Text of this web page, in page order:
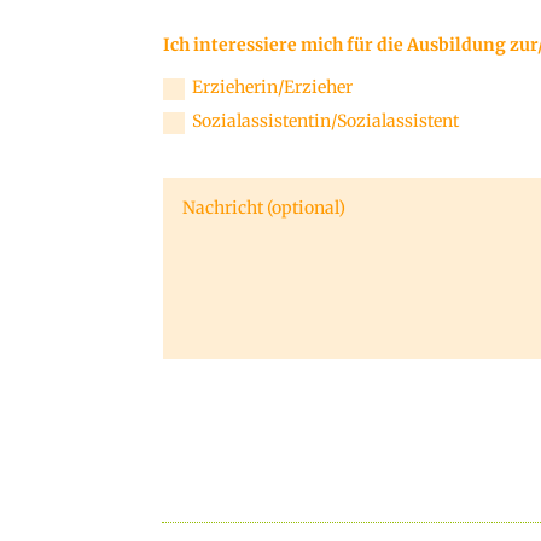
Ich interessiere mich für die Ausbildung
Erzieherin/Erzieher
Sozialassistentin/Sozialassistent